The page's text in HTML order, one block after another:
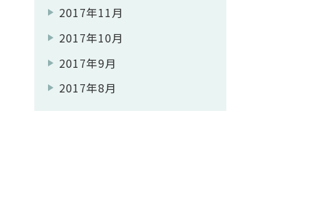
2017年11月
2017年10月
2017年9月
2017年8月